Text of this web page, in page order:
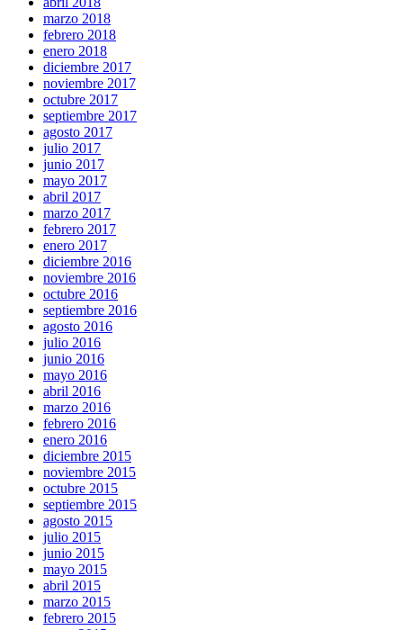
marzo 2018
febrero 2018
enero 2018
diciembre 2017
noviembre 2017
octubre 2017
septiembre 2017
agosto 2017
julio 2017
junio 2017
mayo 2017
abril 2017
marzo 2017
febrero 2017
enero 2017
diciembre 2016
noviembre 2016
octubre 2016
septiembre 2016
agosto 2016
julio 2016
junio 2016
mayo 2016
abril 2016
marzo 2016
febrero 2016
enero 2016
diciembre 2015
noviembre 2015
octubre 2015
septiembre 2015
agosto 2015
julio 2015
junio 2015
mayo 2015
abril 2015
marzo 2015
febrero 2015